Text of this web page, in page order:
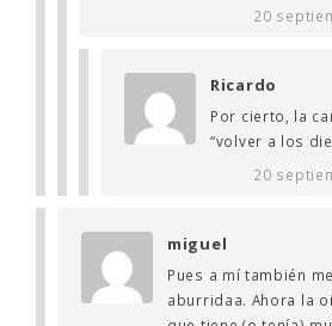
20
Ricardo
Por cierto, la
“volver a los
20
miguel
Pues a mí también
aburridaa. Ahora la